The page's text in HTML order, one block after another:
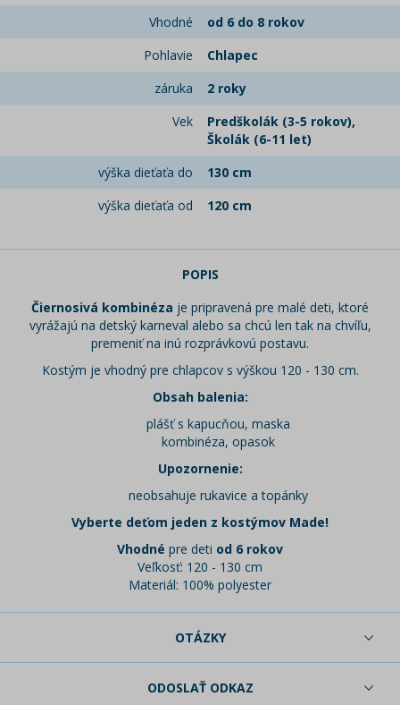
Vhodné
od 6 do 8 rokov
Pohlavie
Chlapec
záruka
2 roky
Vek
Predškolák (3-5 rokov),
Školák (6-11 let)
výška dieťaťa do
130 cm
výška dieťaťa od
120 cm
POPIS
Čiernosivá kombinéza je pripravená pre malé deti, ktoré
vyrážajú na detský karneval alebo sa chcú len tak na chvíľu,
premeniť na inú rozprávkovú postavu.
Kostým je vhodný pre chlapcov s výškou 120 - 130 cm.
Obsah balenia:
plášť s kapucňou, maska
kombinéza, opasok
Upozornenie:
neobsahuje rukavice a topánky
Vyberte deťom jeden z kostýmov Made!
Vhodné pre deti od 6 rokov
Veľkosť: 120 - 130 cm
Materiál: 100% polyester
OTÁZKY
ODOSLAŤ ODKAZ